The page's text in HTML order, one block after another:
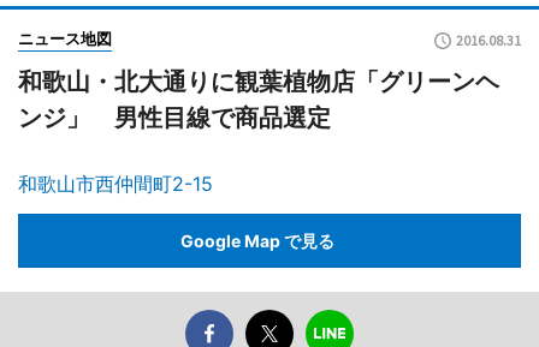
ニュース地図 2016.08.31
和歌山・北大通りに観葉植物店「グリーンヘ
ンジ」 男性目線で商品選定
和歌山市西仲間町2-15
Google Map で見る